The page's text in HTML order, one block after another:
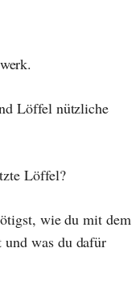
Löffel nützliche
Löffel?
wie du mit dem
was du dafür